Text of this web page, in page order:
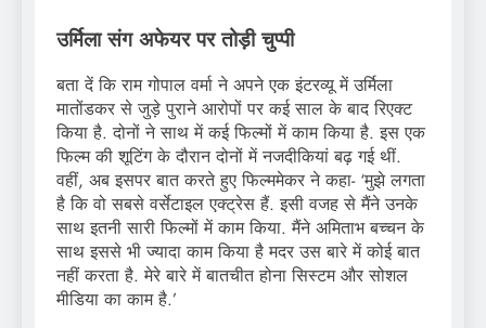
उर्मिला संग अफेयर पर तोड़ी चुप्पी
बता दें कि राम गोपाल वर्मा ने अपने एक इंटरव्यू में उर्मिला
मातोंडकर से जुड़े पुराने आरोपों पर कई साल के बाद रिएक्ट
किया है. दोनों ने साथ में कई फिल्मों में काम किया है. इस एक
फिल्म की शूटिंग के दौरान दोनों में नजदीकियां बढ़ गई थीं.
वहीं, अब इसपर बात करते हुए फिल्ममेकर ने कहा- ‘मुझे लगता
है कि वो सबसे वर्सेटाइल एक्ट्रेस हैं. इसी वजह से मैंने उनके
साथ इतनी सारी फिल्मों में काम किया. मैंने अमिताभ बच्चन के
साथ इससे भी ज्यादा काम किया है मदर उस बारे में कोई बात
नहीं करता है. मेरे बारे में बातचीत होना सिस्टम और सोशल
मीडिया का काम है.’